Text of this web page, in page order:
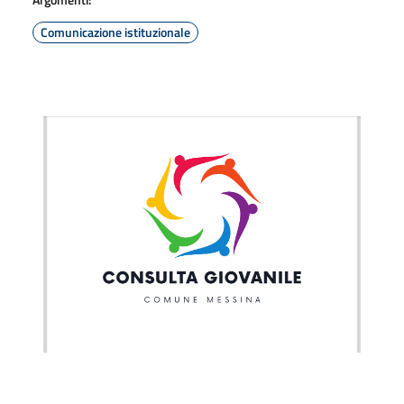
Comunicazione istituzionale